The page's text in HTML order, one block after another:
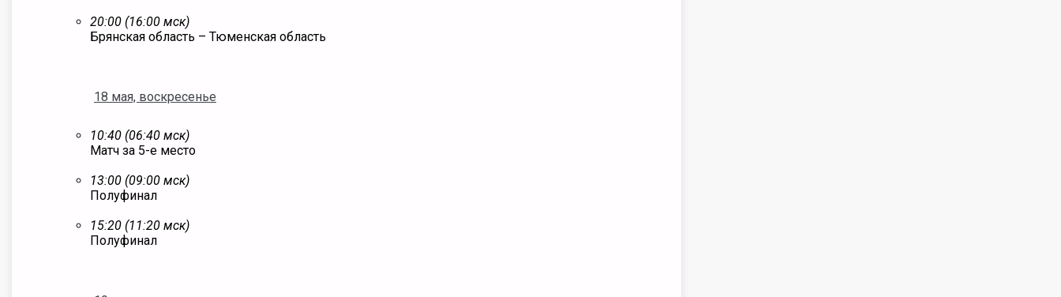
20:00 (16:00 мск)
Брянская область – Тюменская область
18 мая, воскресенье
10:40 (06:40 мск)
Матч за 5-е место
13:00 (09:00 мск)
Полуфинал
15:20 (11:20 мск)
Полуфинал